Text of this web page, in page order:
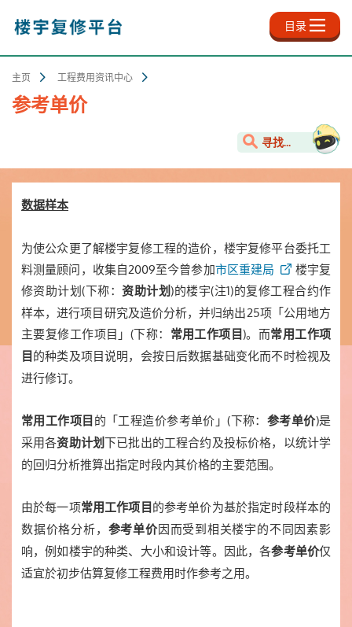
内
目录
主页 工程费用资讯中心
参考单价
寻找...
数据样本
为使公众更了解楼宇复修工程的造价，楼宇复修平台委托工
料测量顾问，收集自2009至今曾参加市区重建局
楼宇复
修资助计划(下称：资助计划)的楼宇(注1)的复修工程合约作
样本，进行项目研究及造价分析，并归纳出25项「公用地方
主要复修工作项目」(下称： 常用工作项目)。而常用工作项
目的种类及项目说明，会按日后数据基础变化而不时检视及
进行修订。
常用工作项目 的「工程造价参考单价」(下称： 参考单价)是
采用各资助计划下已批出的工程合约及投标价格，以统计学
的回归分析推算出指定时段内其价格的主要范围。
由於每一项常用工作项目的参考单价为基於指定时段样本的
数据价格分析， 参考单价因而受到相关楼宇的不同因素影
响，例如楼宇的种类、大小和设计等。因此，各参考单价仅
适宜於初步估算复修工程费用时作参考之用。